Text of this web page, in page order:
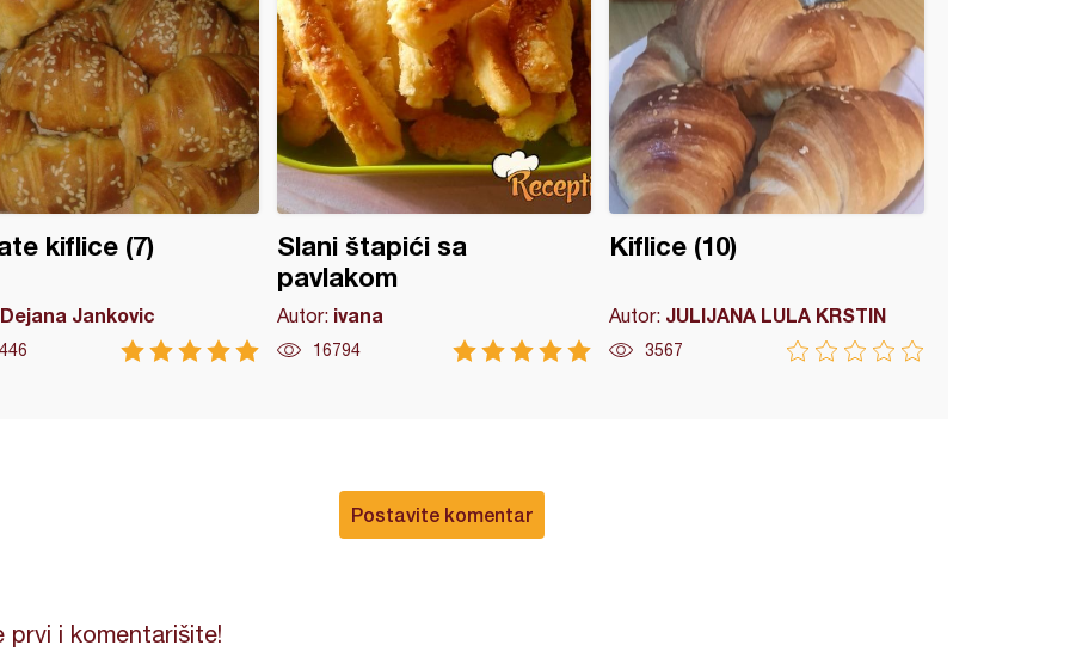
kiflice (7)
Dejana Jankovic
Slani štapići sa
pavlakom
Autor: ivana
16794
Kiflice (10)
Autor: JULIJANA LULA KRSTIN
3567
Postavite komentar
prvi i komentarišite!